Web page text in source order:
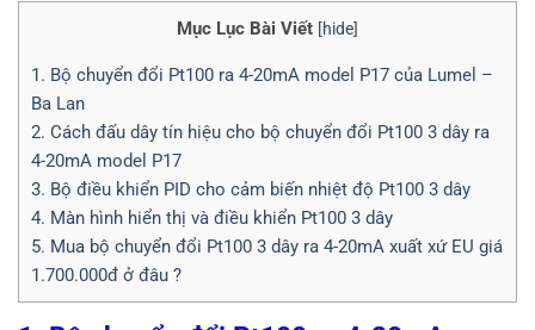
Mục Lục Bài Viết [hide]
1. Bộ chuyển đổi Pt100 ra 4-20mA model P17 của Lumel –
Ba Lan
2. Cách đấu dây tín hiệu cho bộ chuyển đổi Pt100 3 dây ra
4-20mA model P17
3. Bộ điều khiển PID cho cảm biến nhiệt độ Pt100 3 dây
4. Màn hình hiển thị và điều khiển Pt100 3 dây
5. Mua bộ chuyển đổi Pt100 3 dây ra 4-20mA xuất xứ EU giá
1.700.000đ ở đâu ?